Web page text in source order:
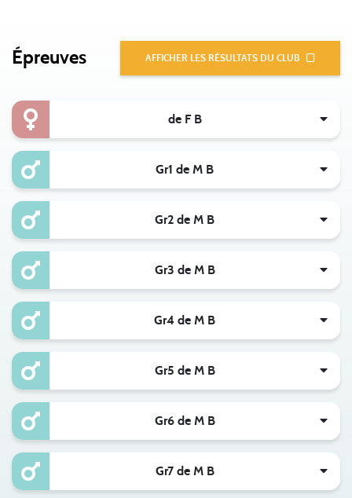
Épreuves AFFICHER LES RÉSULTATS DU CLUB
de F B
Gr1 de M B
Gr2 de M B
Gr3 de M B
Gr4 de M B
Gr5 de M B
Gr6 de M B
Gr7 de M B